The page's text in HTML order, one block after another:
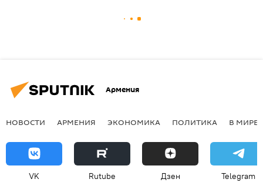
Армения
НОВОСТИ АРМЕНИЯ ЭКОНОМИКА ПОЛИТИКА В МИРЕ
VK Rutube Дзен Telegram